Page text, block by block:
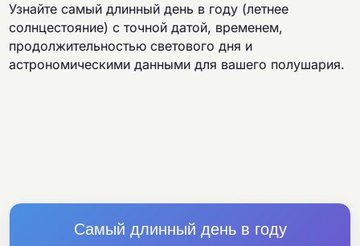
Узнайте самый длинный день в году (летнее
солнцестояние) с точной датой, временем,
продолжительностью светового дня и
астрономическими данными для вашего полушария.
Самый длинный день в году